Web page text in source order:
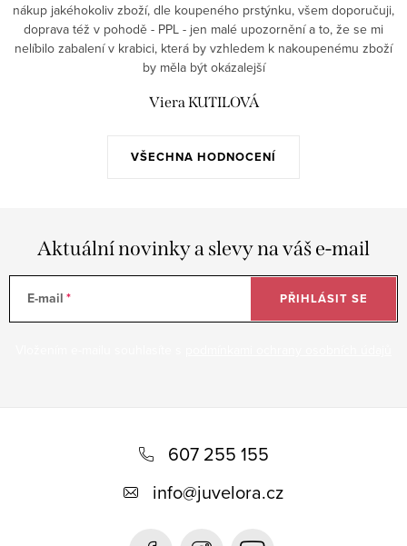
VŠECHNA HODNOCENÍ
nákup jakéhokoliv zboží, dle koupeného prstýnku, všem doporučuji,
doprava též v pohodě - PPL - jen malé upozornění a to, že se mi
nelíbilo zabalení v krabici, která by vzhledem k nakoupenému zboží
by měla být okázalejší
Viera KUTILOVÁ
Aktuální novinky a slevy na váš e-mail
E-mail PŘIHLÁSIT SE
607 255 155
info@juvelora.cz